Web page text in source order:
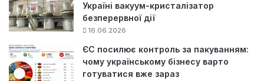
Україні вакуум-кристалізатор
безперервної дії
16.06.2026
ЄС посилює контроль за пакуванням:
чому українському бізнесу варто
готуватися вже зараз